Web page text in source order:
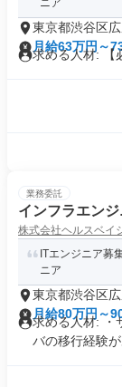
ニア
東京都渋谷区
月給63万円～
求める人材: 【
業務委託
インフラエン
株式会社ヘルスベイ
ITエンジニア募
ニア
東京都渋谷区
月給80万円～
求める人材: ・
バの移行経験が